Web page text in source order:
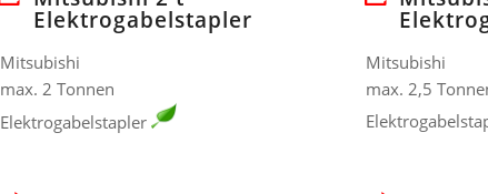
Elektrogabelstapler
Mitsubishi
max. 2 Tonnen
Elektrogabelstapler
Mitsubishi
max. 2,5